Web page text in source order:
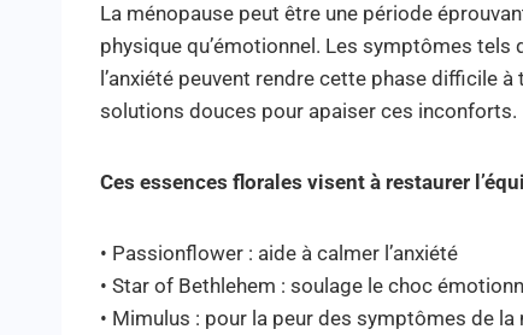
La ménopause peut être une période
physique qu’émotionnel. Les symptômes tels
l’anxiété peuvent rendre cette phase difficile
solutions douces pour apaiser ces inconforts.
Ces essences florales visent à restaurer
• Passionflower : aide à calmer l’anxiété
• Star of Bethlehem : soulage le choc
• Mimulus : pour la peur des symptômes de la